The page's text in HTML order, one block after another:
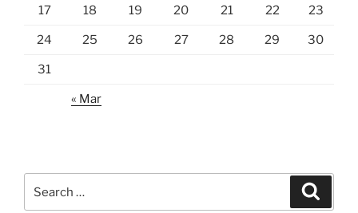
17 18 19 20 21 22 23
24 25 26 27 28 29 30
31
« Mar
for: